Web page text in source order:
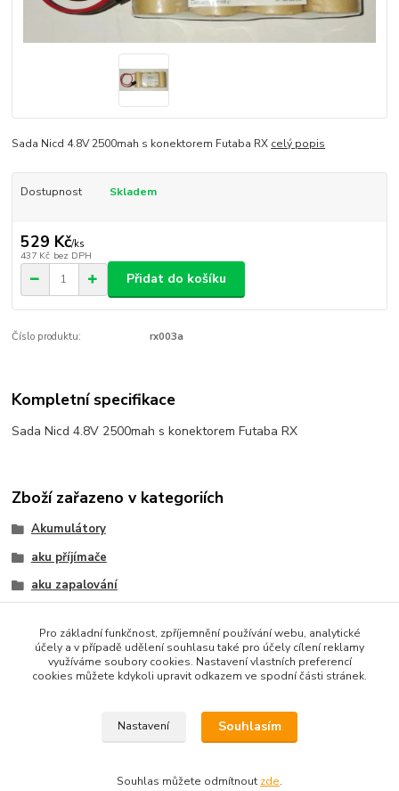
Sada Nicd 4.8V 2500mah s konektorem Futaba RX celý popis
Dostupnost Skladem
529 Kč/ks
437 Kč bez DPH
Přidat do košíku
Číslo produktu: rx003a
Kompletní specifikace
Sada Nicd 4.8V 2500mah s konektorem Futaba RX
Zboží zařazeno v kategoriích
Akumulátory
aku příjímače
aku zapalování
NI-CD
Zapalování
Pro základní funkčnost, zpříjemnění používání webu, analytické
účely a v případě udělení souhlasu také pro účely cílení reklamy
využíváme soubory cookies. Nastavení vlastních preferencí
cookies můžete kdykoli upravit odkazem ve spodní části stránek.
Nastavení Souhlasím
Souhlas můžete odmítnout zde.